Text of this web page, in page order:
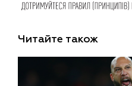
Читайте також